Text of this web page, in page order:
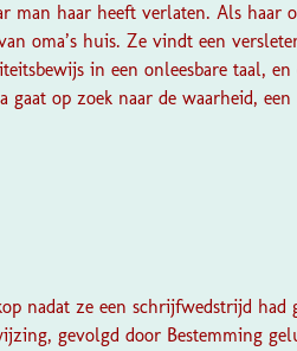
man haar heeft verlaten. Als haar
oma’s huis. Ze vindt een
in een onleesbare taal, en
op zoek naar de waarheid,
nadat ze een schrijfwedstrijd had
gevolgd door Bestemming